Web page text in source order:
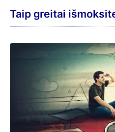
Taip greitai